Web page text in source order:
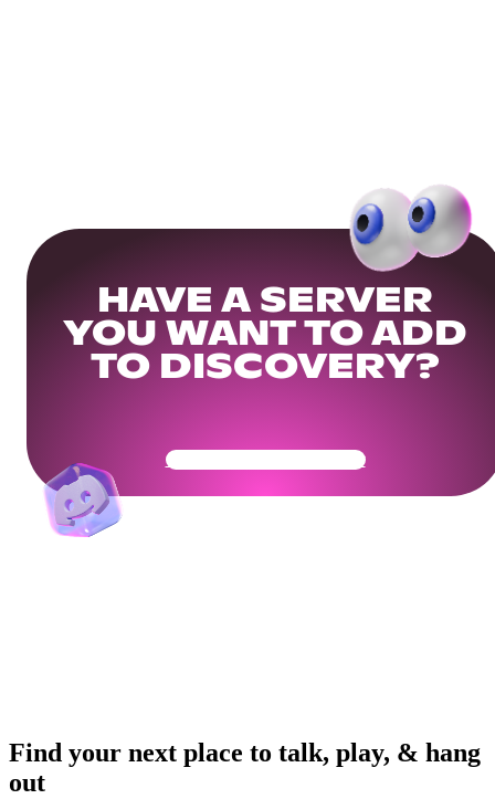
HAVE A SERVER
YOU WANT TO ADD
TO DISCOVERY?
Get Your Community Ready
Find your next place to talk, play, & hang
out